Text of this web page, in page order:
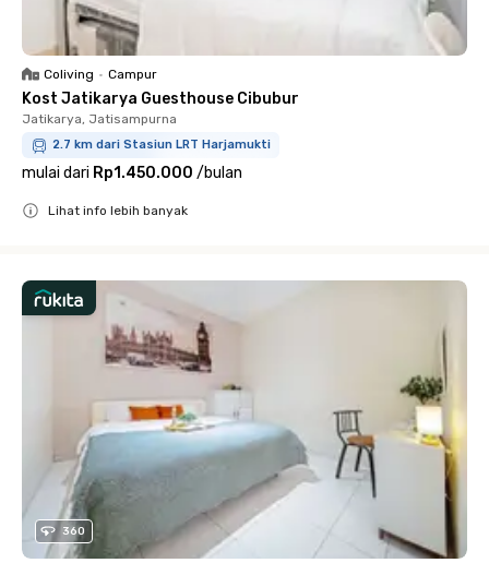
Coliving • Campur
Kost Jatikarya Guesthouse Cibubur
Jatikarya, Jatisampurna
2.7 km dari Stasiun LRT Harjamukti
mulai dari Rp1.450.000 /bulan
Lihat info lebih banyak
360